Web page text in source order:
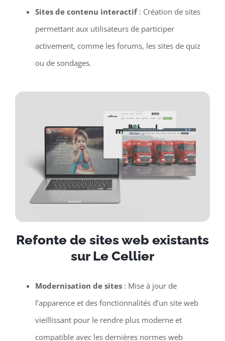
Sites de contenu interactif: Création de sites
permettant aux utilisateurs de participer
activement, comme les forums, les sites de quiz
ou de sondages.
Refonte de sites web existants
sur Le Cellier
Modernisation de sites: Mise à jour de
l’apparence et des fonctionnalités d’un site web
vieillissant pour le rendre plus moderne et
compatible avec les dernières normes web